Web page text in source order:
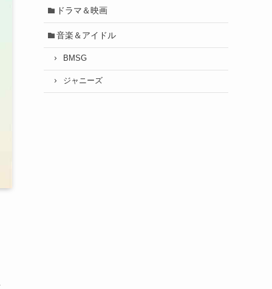
ドラマ＆映画
音楽＆アイドル
BMSG
ジャニーズ